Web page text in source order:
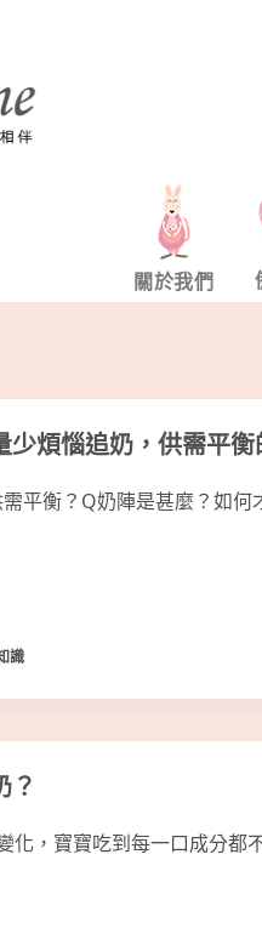
關於我們
煩惱追奶，供需平
平衡？Q奶陣是甚麼？如
識
化，寶寶吃到每一口成分都